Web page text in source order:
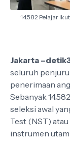
14.582 Pelajar
Jakarta
seluruh
penerimaan
Sebanyak
seleksi awal
Test (NST)
instrumen